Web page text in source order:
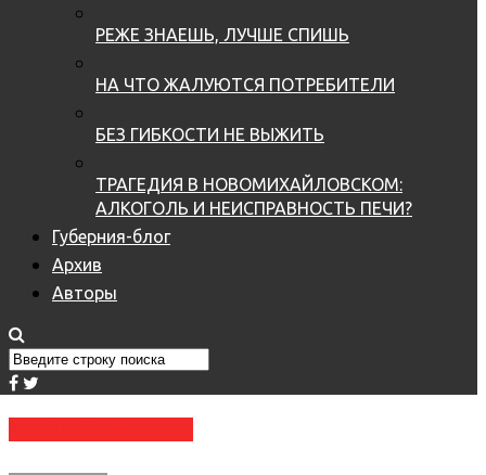
РЕЖЕ ЗНАЕШЬ, ЛУЧШЕ СПИШЬ
НА ЧТО ЖАЛУЮТСЯ ПОТРЕБИТЕЛИ
БЕЗ ГИБКОСТИ НЕ ВЫЖИТЬ
ТРАГЕДИЯ В НОВОМИХАЙЛОВСКОМ:
АЛКОГОЛЬ И НЕИСПРАВНОСТЬ ПЕЧИ?
Губерния-блог
Архив
Авторы